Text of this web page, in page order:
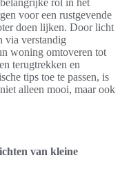
voor een rustgevende
doen lijken. Door licht
via verstandig
woning omtoveren tot
terugtrekken en
tips toe te passen, is
alleen mooi, maar ook
van kleine